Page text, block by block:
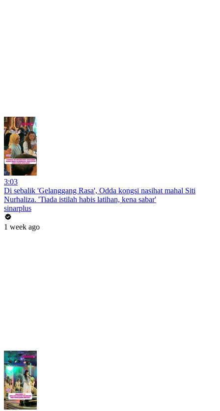
3:03
Di sebalik 'Gelanggang Rasa', Odda kongsi nasihat mahal Siti
Nurhaliza. 'Tiada istilah habis latihan, kena sabar'
sinarplus
1 week ago